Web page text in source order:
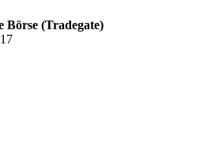
Börse (Tradegate)